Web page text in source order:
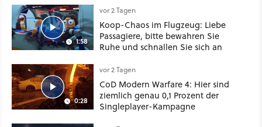
1:58
vor 2 Tagen
Koop-Chaos im Flugzeug: Liebe
Passagiere, bitte bewahren Sie
Ruhe und schnallen Sie sich an
0:28
vor 2 Tagen
CoD Modern Warfare 4: Hier sind
ziemlich genau 0,1 Prozent der
Singleplayer-Kampagne